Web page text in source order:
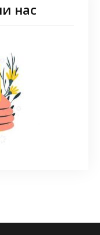
нас